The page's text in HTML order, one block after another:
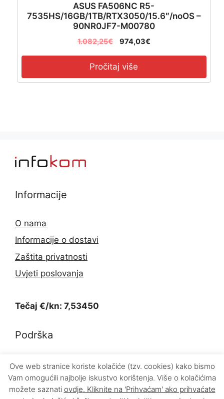
ASUS FA506NC R5-
7535HS/16GB/1TB/RTX3050/15.6″/noOS –
90NR0JF7-M00780
1.082,25€ 974,03€
Pročitaj više
Informacije
O nama
Informacije o dostavi
Zaštita privatnosti
Uvjeti poslovanja
Tečaj €/kn: 7,53450
Podrška
Kontakt
Povrat proizvoda
Ove web stranice koriste kolačiće (tzv. cookies) kako bismo
Vam omogućili najbolje iskustvo korištenja. Više o kolačićima
možete saznati ovdje. Kliknite na 'Prihvaćam' ako prihvaćate